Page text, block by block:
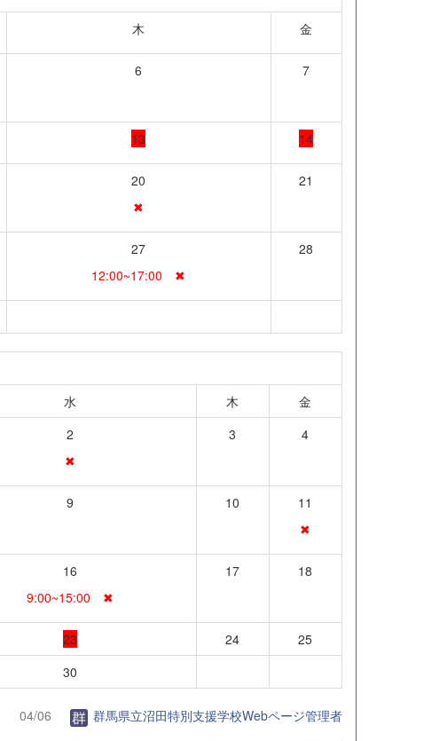
木 金
6 7
13 14
20
✖
21
27
12:00~17:00 ✖
28
水 木
金
2
✖
3 4
9 10
11
✖
16
9:00~15:00 ✖
17 18
23 24
25
30
04/06 群馬県立沼田特別支援学校Webページ管理者